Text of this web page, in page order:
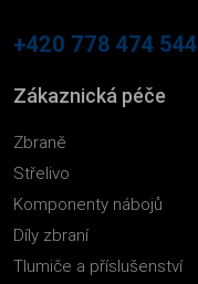
+420 778 474 544
Zákaznická péče
Zbraně
Střelivo
Komponenty nábojů
Díly zbraní
Tlumiče a příslušenství